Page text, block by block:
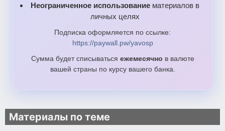
Неограниченное использование материалов в
личных целях
Подписка оформляется по ссылке:
https://paywall.pw/yavosp
Сумма будет списываться ежемесячно в валюте
вашей страны по курсу вашего банка.
Материалы по теме